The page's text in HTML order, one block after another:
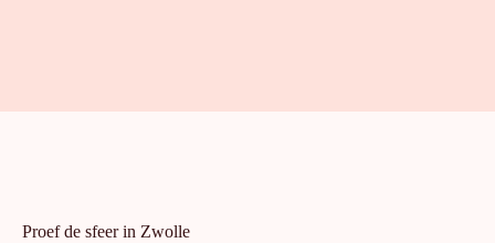
Proef de sfeer in Zwolle